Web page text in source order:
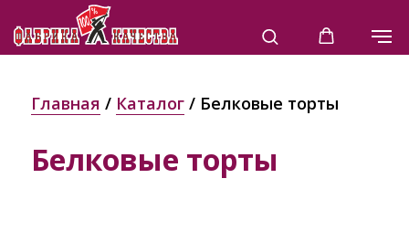
Белковые торты
Главная / Каталог / Белковые торты